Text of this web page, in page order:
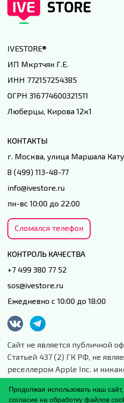
IVESTORE®
ИП Мкртчян Г.Е.
ИНН 772157254385
ОГРН 316774600321511
Люберцы, Кирова 12к1
КОНТАКТЫ
г. Москва, улица Маршала
8 (499) 113-48-77
info@ivestore.ru
пн-вс 10:00 до 22:00
Сломался телефон
КОНТРОЛЬ КАЧЕСТВА
+7 499 380 77 52
sos@ivestore.ru
Ежедневно с 10:00 до 18:00
Сайт не является публичной
Статьей 437 (2) ГК РФ, не
реселлером Apple Inc. и
данной компании и ее
Сайт носит сугубо
Продолжая использовать наш
согласие на обработку файлов